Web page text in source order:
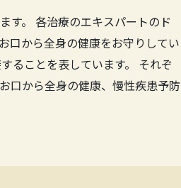
す。 各治療のエキスパートのド
口から全身の健康をお守りしてい
ることを表しています。 それぞ
口から全身の健康、慢性疾患予防